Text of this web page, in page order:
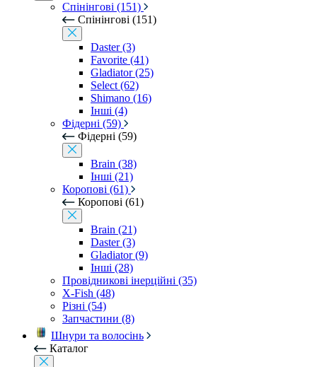
Спінінгові (151)
Спінінгові (151)
Daster (3)
Favorite (41)
Gladiator (25)
Select (62)
Shimano (16)
Інші (4)
Фідерні (59)
Фідерні (59)
Brain (38)
Інші (21)
Коропові (61)
Коропові (61)
Brain (21)
Daster (3)
Gladiator (9)
Інші (28)
Провідникові інерційні (35)
X-Fish (48)
Різні (54)
Запчастини (8)
Шнури та волосінь
Каталог